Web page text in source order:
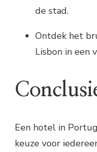
de stad.
Ontdek het
Lisbon in een
Een hotel in
keuze voor